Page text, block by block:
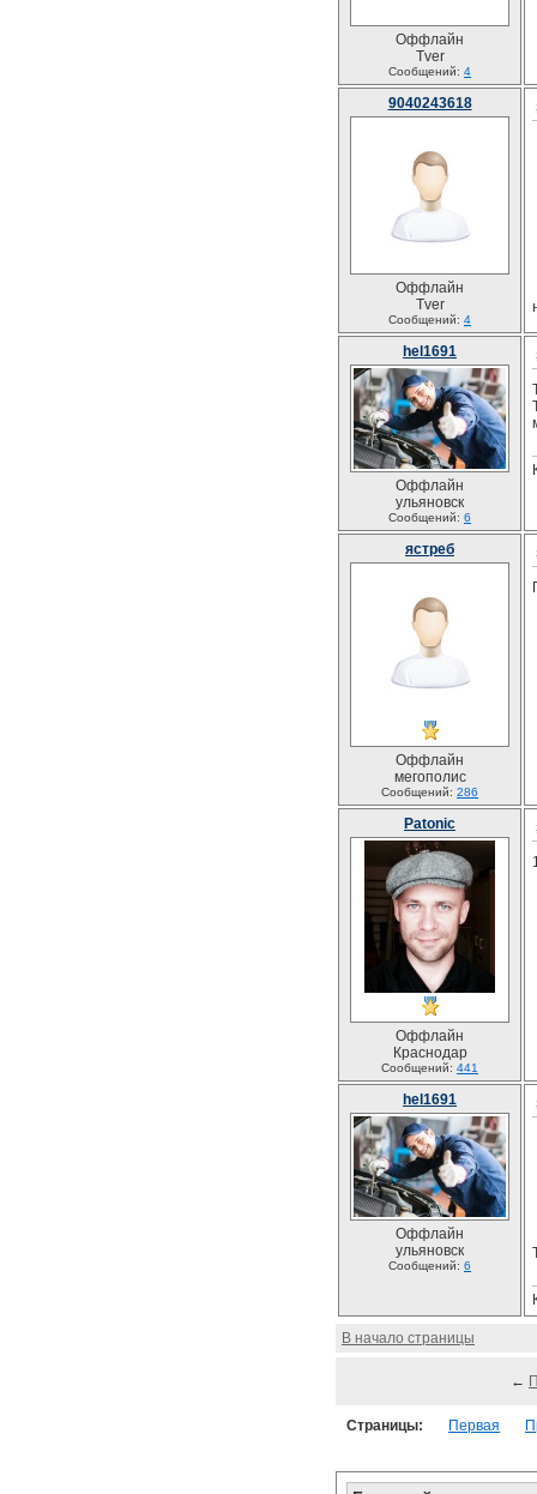
Оффлайн
Tver
Сообщений: 4
9040243618
Оффлайн
Tver
Сообщений: 4
hel1691
Оффлайн
ульяновск
Сообщений: 6
ястреб
Оффлайн
мегополис
Сообщений: 286
Patonic
Оффлайн
Краснодар
Сообщений: 441
hel1691
Оффлайн
ульяновск
Сообщений: 6
В начало страницы
←
Страницы: Первая